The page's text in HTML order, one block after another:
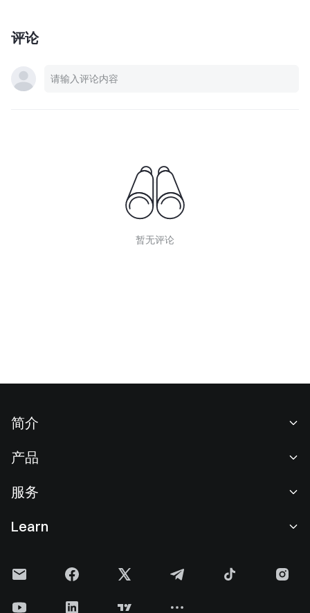
评论
暂无评论
简介
新闻中心
产品
现货交易
理财中心
服务
费率标准
Learn
Gate 快讯